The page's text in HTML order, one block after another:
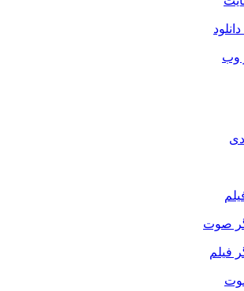
وب
صوت
فیلم